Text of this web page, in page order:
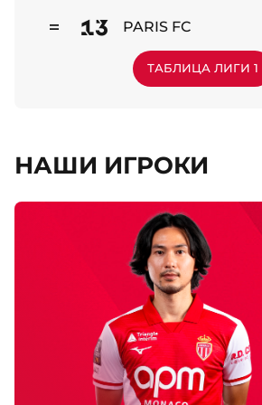
13 PARIS FC
ТАБЛИЦА ЛИГИ 1
НАШИ ИГРОКИ